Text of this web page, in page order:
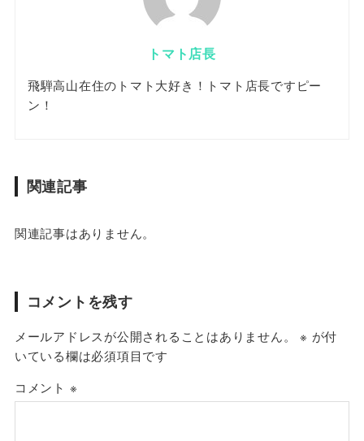
トマト店長
飛騨高山在住のトマト大好き！トマト店長ですピー
ン！
関連記事
関連記事はありません。
コメントを残す
メールアドレスが公開されることはありません。 ※ が付
いている欄は必須項目です
コメント ※